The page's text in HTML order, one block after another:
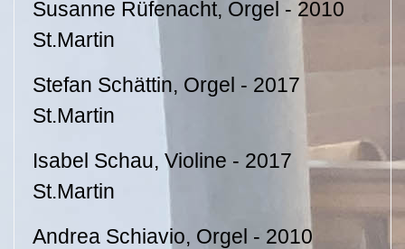
Susanne Rüfenacht, Orgel - 2010
St.Martin
Stefan Schättin, Orgel - 2017
St.Martin
Isabel Schau, Violine - 2017
St.Martin
Andrea Schiavio, Orgel - 2010